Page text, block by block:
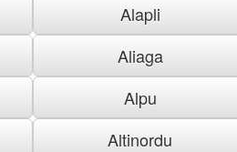
Alapli
Aliaga
Alpu
Altinordu